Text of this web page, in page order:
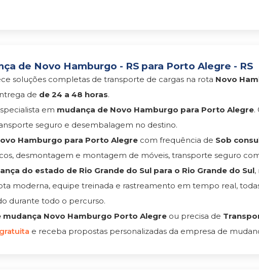
de Novo Hamburgo - RS para Porto Alegre - RS
soluções completas de transporte de cargas na rota Novo
de de 24 a 48 horas.
em mudança de Novo Hamburgo para Porto Alegre.
seguro e desembalagem no destino.
Hamburgo para Porto Alegre com frequência de Sob
desmontagem e montagem de móveis, transporte seguro
do estado de Rio Grande do Sul para o Rio Grande do Sul,
moderna, equipe treinada e rastreamento em tempo real,
durante todo o percurso.
mudança Novo Hamburgo Porto Alegre ou precisa de
e receba propostas personalizadas da empresa de